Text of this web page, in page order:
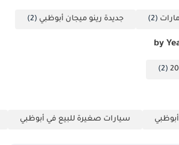
(2) جديدة رينو ميجان أبوظبي (2)
(2)
سيارات صغيرة للبيع في أبوظبي
فحص السيارة قبل الشراء.